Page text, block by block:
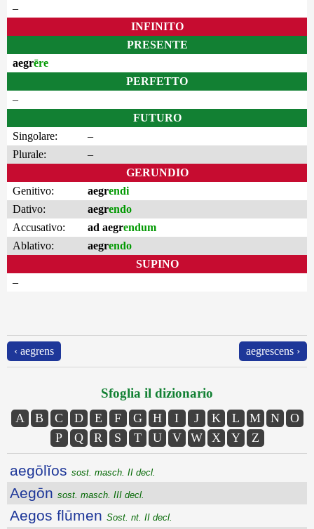
–
INFINITO
PRESENTE
aegrēre
PERFETTO
–
FUTURO
Singolare:
–
Plurale:
–
GERUNDIO
Genitivo:
aegrendi
Dativo:
aegrendo
Accusativo:
ad aegrendum
Ablativo:
aegrendo
SUPINO
–
‹ aegrens aegrescens ›
Sfoglia il dizionario
A B C D E F G H I J K L M N
O
P
Q R S T U V W X Y Z
aegōlĭos sost. masch. II decl.
Aegōn sost. masch. III decl.
Aegos flūmen Sost. nt. II decl.